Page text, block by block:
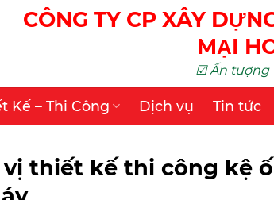
CÔNG TY CP XÂY
MẠI
☑ Ấn tượng
Kế – Thi Công Dịch vụ Tin tức
thiết kế thi công kệ